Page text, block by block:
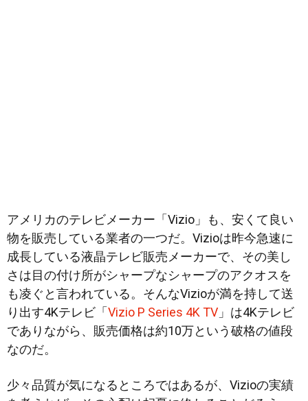
アメリカのテレビメーカー「Vizio」も、安くて良い
物を販売している業者の一つだ。Vizioは昨今急速に
成長している液晶テレビ販売メーカーで、その美し
さは目の付け所がシャープなシャープのアクオスを
も凌ぐと言われている。そんなVizioが満を持して送
り出す4Kテレビ「Vizio P Series 4K TV 」は4Kテレビ
でありながら、販売価格は約10万という破格の値段
なのだ。
少々品質が気になるところではあるが、Vizioの実績